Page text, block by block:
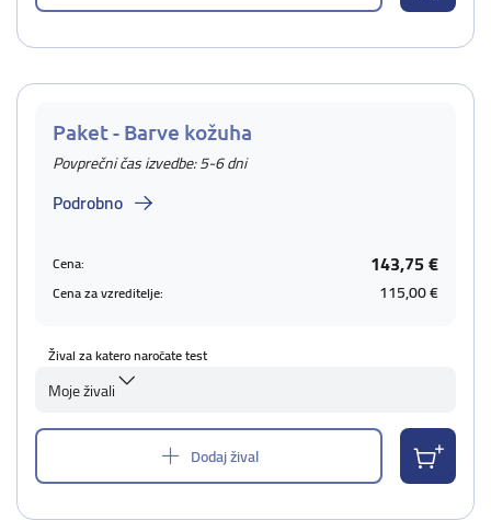
Paket - Barve kožuha
Povprečni čas izvedbe: 5-6 dni
Podrobno
Cena: 143,75 €
Cena za vzreditelje: 115,00 €
Žival za katero naročate test
Moje živali
Dodaj žival